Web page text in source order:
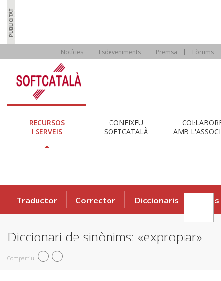
Notícies Esdeveniments Premsa Fòrums
RECURSOS
I SERVEIS
CONEIXEU
SOFTCATALÀ
AMB
Traductor Corrector Diccionaris Eines
Diccionari de sinònims: «expropiar»
Compartiu